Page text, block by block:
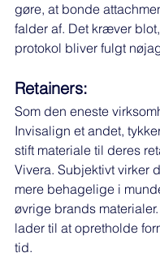
gøre, at bonde
falder af. Det kræver
protokol bliver fulgt
Retainers:
Som den eneste
Invisalign et andet,
stift materiale til deres
Vivera. Subjektivt virker
mere behagelige i
øvrige brands
lader til at opretholde
tid.